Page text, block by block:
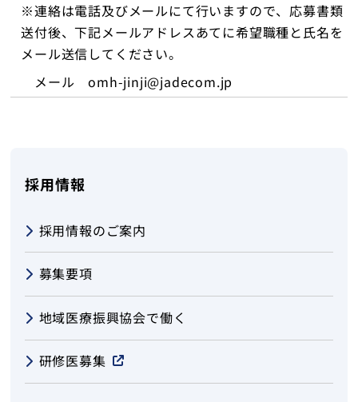
※連絡は電話及びメールにて行いますので、応募書類
送付後、下記メールアドレスあてに希望職種と氏名を
メール送信してください。
メール omh-jinji@jadecom.jp
採用情報
採用情報のご案内
募集要項
地域医療振興協会で働く
研修医募集